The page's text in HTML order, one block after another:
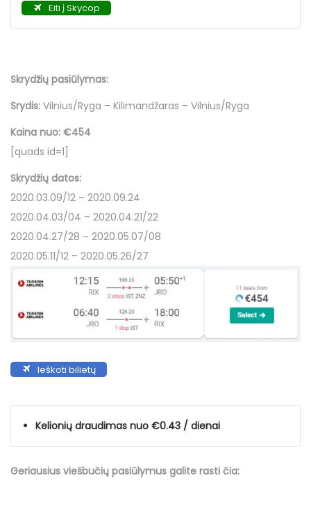
Eiti į Skycop
Skrydžių pasiūlymas:
Srydis: Vilnius/Ryga – Kilimandžaras – Vilnius/Ryga
Kaina nuo: €454
[quads id=1]
Skrydžių datos:
2020.03.09/12 – 2020.09.24
2020.04.03/04 – 2020.04.21/22
2020.04.27/28 – 2020.05.07/08
2020.05.11/12 – 2020.05.26/27
Ieškoti bilietų
Kelionių draudimas nuo €0.43 / dienai
Geriausius viešbučių pasiūlymus galite rasti čia: